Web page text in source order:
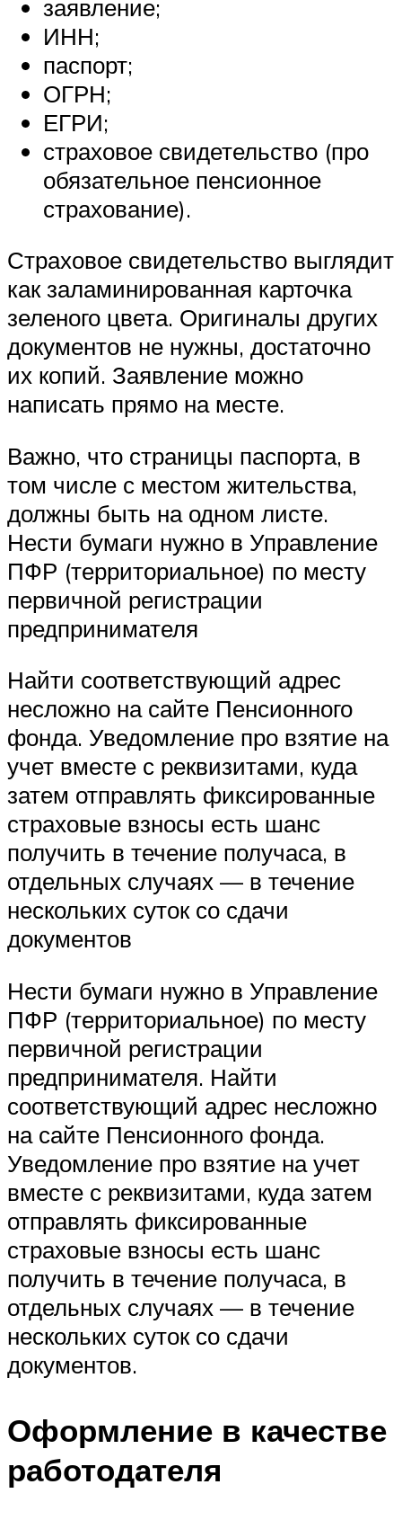
заявление;
ИНН;
паспорт;
ОГРН;
ЕГРИ;
страховое свидетельство (про
обязательное пенсионное
страхование).
Страховое свидетельство выглядит
как заламинированная карточка
зеленого цвета. Оригиналы других
документов не нужны, достаточно
их копий. Заявление можно
написать прямо на месте.
Важно, что страницы паспорта, в
том числе с местом жительства,
должны быть на одном листе.
Нести бумаги нужно в Управление
ПФР (территориальное) по месту
первичной регистрации
предпринимателя
Найти соответствующий адрес
несложно на сайте Пенсионного
фонда. Уведомление про взятие на
учет вместе с реквизитами, куда
затем отправлять фиксированные
страховые взносы есть шанс
получить в течение получаса, в
отдельных случаях — в течение
нескольких суток со сдачи
документов
Нести бумаги нужно в Управление
ПФР (территориальное) по месту
первичной регистрации
предпринимателя. Найти
соответствующий адрес несложно
на сайте Пенсионного фонда.
Уведомление про взятие на учет
вместе с реквизитами, куда затем
отправлять фиксированные
страховые взносы есть шанс
получить в течение получаса, в
отдельных случаях — в течение
нескольких суток со сдачи
документов.
Оформление в качестве
работодателя